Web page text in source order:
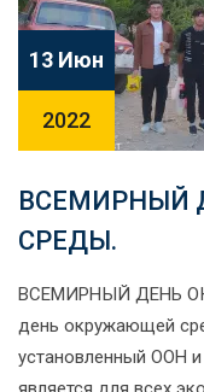
13 Июн
2022
ВСЕМИРНЫЙ
СРЕДЫ.
ВСЕМИРНЫЙ ДЕНЬ
день окружающей
установленный ООН